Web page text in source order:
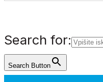
Search for:
Search Button